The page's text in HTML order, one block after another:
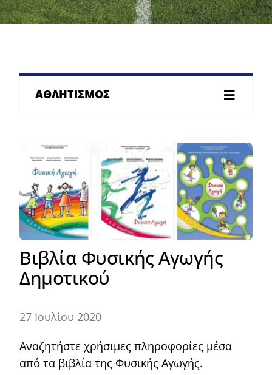
ΑΘΛΗΤΙΣΜΟΣ
Βιβλία Φυσικής Αγωγής
Δημοτικού
27 Ιουλίου 2020
Αναζητήστε χρήσιμες πληροφορίες μέσα
από τα βιβλία της Φυσικής Αγωγής.